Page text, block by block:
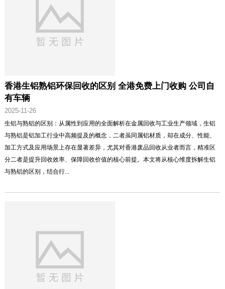
香港生铝熟铝环保回收的区别 全港免费上门收购 公司自
有车辆
2025-11-26
生铝与熟铝的区别：从属性到应用的全面解析在金属回收与工业生产领域，生铝
与熟铝是铝加工行业中高频提及的概念，二者虽同属铝材质，却在成分、性能、
加工方式及应用场景上存在显著差异，尤其对香港废品回收从业者而言，精准区
分二者是提升回收效率、保障回收价值的核心前提。本文将从核心维度拆解生铝
与熟铝的区别，结合行...